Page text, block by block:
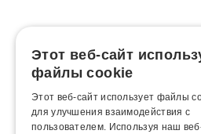
Этот веб-сайт
файлы cookie
Этот веб-сайт использует файлы
для улучшения взаимодействия с
пользователем. Используя наш